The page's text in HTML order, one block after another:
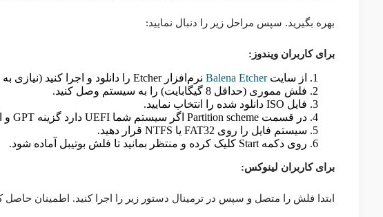
بهره بگیرید. سپس مراحل زیر را دنبال نمایید:
برای کاربران ویندوز:
از سایتBalena Etcher نرم‌افزار Etcher را دانلود و اجرا کنید (نیازی به نصب نیست).
فلش مموری (حداقل 8 گیگابایت) را به سیستم وصل کنید.
فایل ISO دانلود شده را انتخاب نمایید.
در قسمت Partition scheme اگر سیستم شما UEFI دارد گزینه GPT و اگر ندارد MBR را انتخاب کنید.
سیستم فایل را روی FAT32 یا NTFS قرار دهید.
روی دکمه Start کلیک کرده و منتظر بمانید تا فلش بوتیبل آماده شود.
برای کاربران لینوکس:
ابتدا فلش را متصل و سپس در ترمینال دستور زیر را اجرا کنید. اطمینان